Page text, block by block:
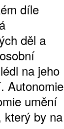
díle
děl a
na jeho
Autonomie
umění
který by na